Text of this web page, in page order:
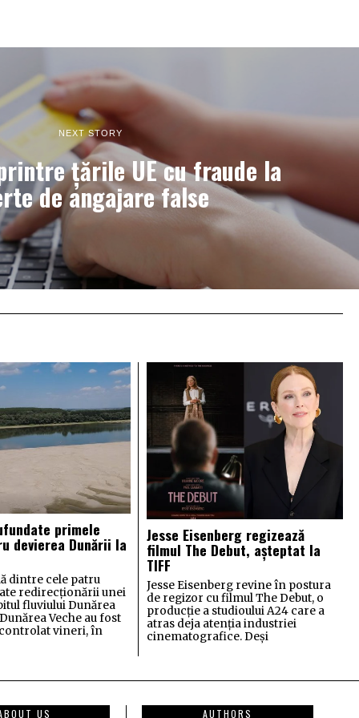
NEXT STORY
țările UE cu fraude la
de angajare false
primele
devierea Dunării la
dintre cele patru
redirecționării unei
fluviului Dunărea
Veche au fost
vineri, în
Jesse Eisenberg regizează
filmul The Debut, așteptat la
TIFF
Jesse Eisenberg revine în postura
de regizor cu filmul The Debut, o
producție a studioului A24 care a
atras deja atenția industriei
cinematografice. Deși
US AUTHORS